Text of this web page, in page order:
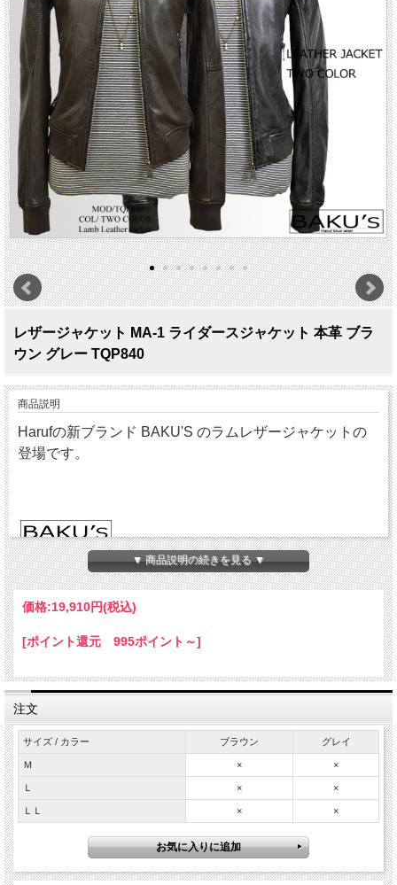
レザージャケット MA-1 ライダースジャケット 本革 ブラ
ウン グレー TQP840
商品説明
Harufの新ブランド BAKU'S のラムレザージャケットの
登場です。
定番のＭＡ-1をシルキーなタッチ感の柔らかいラムレザ
ーで仕立てた極上の逸品。シンプルなのにラムレザージ
ャケット独特の光沢感が高級感を演出しています。
▼ 商品説明の続きを見る ▼
価格:19,910円(税込)
[ポイント還元 995ポイント～]
注文
サイズ / カラー ブラウン グレイ
Ｍ × ×
Ｌ × ×
ＬＬ × ×